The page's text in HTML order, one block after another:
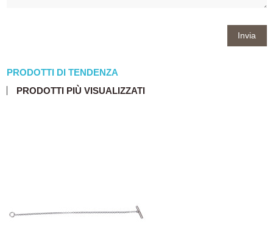
PRODOTTI DI TENDENZA
PRODOTTI PIÙ VISUALIZZATI